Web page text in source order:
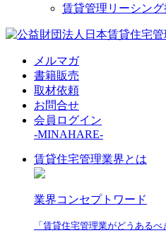
賃貸管理リーシン
メルマガ
書籍販売
取材依頼
お問合せ
会員ログイン
-MINAHARE-
賃貸住宅管理業界とは
業界コンセプトワード
「賃貸住宅管理業がどうある